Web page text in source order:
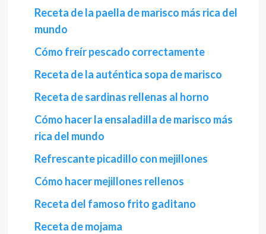
Receta de la paella de marisco más rica del
mundo
Cómo freír pescado correctamente
Receta de la auténtica sopa de marisco
Receta de sardinas rellenas al horno
Cómo hacer la ensaladilla de marisco más
rica del mundo
Refrescante picadillo con mejillones
Cómo hacer mejillones rellenos
Receta del famoso frito gaditano
Receta de mojama